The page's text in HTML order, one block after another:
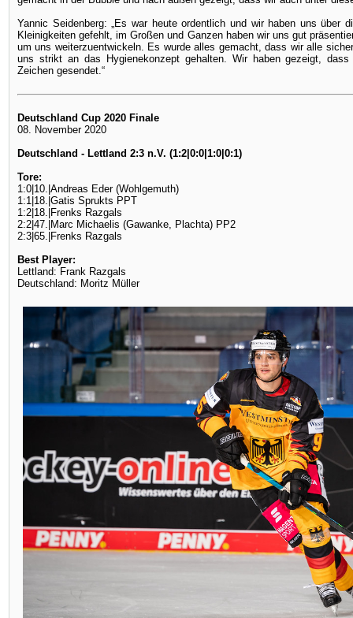
Yannic Seidenberg: „Es war heute ordentlich und wir haben uns über
Kleinigkeiten gefehlt, im Großen und Ganzen haben wir uns gut
um uns weiterzuentwickeln. Es wurde alles gemacht, dass wir alle
uns strikt an das Hygienekonzept gehalten. Wir haben gezeigt,
Zeichen gesendet.“
Deutschland Cup 2020 Finale
08. November 2020
Deutschland - Lettland 2:3 n.V. (1:2|0:0|1:0|0:1)
Tore:
1:0|10.|Andreas Eder (Wohlgemuth)
1:1|18.|Gatis Sprukts PPT
1:2|18.|Frenks Razgals
2:2|47.|Marc Michaelis (Gawanke, Plachta) PP2
2:3|65.|Frenks Razgals
Best Player:
Lettland: Frank Razgals
Deutschland: Moritz Müller